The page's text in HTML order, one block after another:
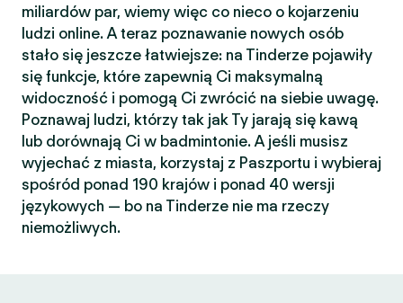
miliardów par, wiemy więc co nieco o kojarzeniu
ludzi online. A teraz poznawanie nowych osób
stało się jeszcze łatwiejsze: na Tinderze pojawiły
się funkcje, które zapewnią Ci maksymalną
widoczność i pomogą Ci zwrócić na siebie uwagę.
Poznawaj ludzi, którzy tak jak Ty jarają się kawą
lub dorównają Ci w badmintonie. A jeśli musisz
wyjechać z miasta, korzystaj z Paszportu i wybieraj
spośród ponad 190 krajów i ponad 40 wersji
językowych — bo na Tinderze nie ma rzeczy
niemożliwych.